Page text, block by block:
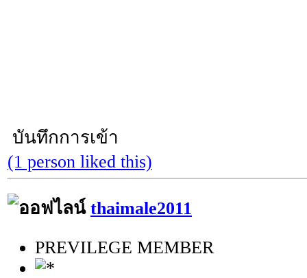
บันทึกการเข้า
(1 person liked this)
thaimale2011
PREVILEGE MEMBER